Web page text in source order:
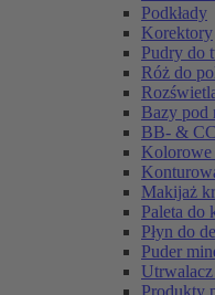
Podkłady
Korektory
Pudry do
Róż do
Bazy pod
BB- &
Makijaż
Paleta do
Płyn do
Puder
Produkty